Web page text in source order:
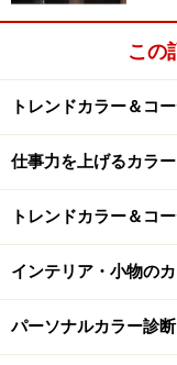
口に異素材のリブ
は、オフ
ンしていますが、
やナロースカート
るときはアウトス
エレガント
カート
出典：WEAR
この
トレンドカラー＆コ
仕事力を上げるカラ
トレンドカラー＆コ
インテリア・小物の
パーソナルカラー診断